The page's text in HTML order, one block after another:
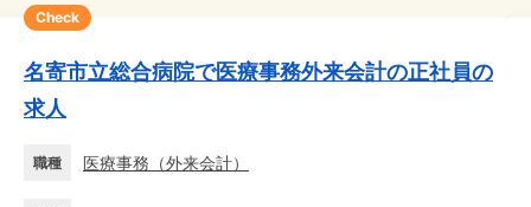
Check
名寄市立総合病院で医療事務外来会計の正社員の
求人
職種 医療事務 （外来会計）